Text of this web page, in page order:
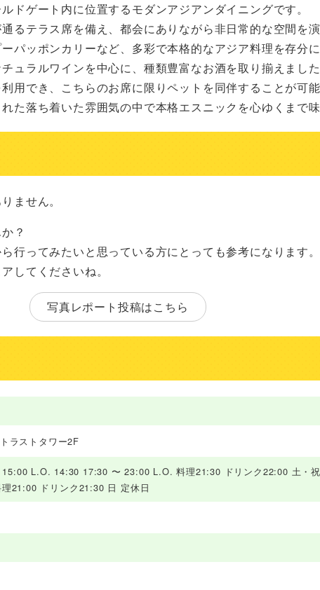
ドゲート内に位置するモダンアジアンダイニングです。
るテラス席を備え、都会にありながら非日常的な空間を演
パッポンカリーなど、多彩で本格的なアジア料理を存分に
ュラルワインを中心に、種類豊富なお酒を取り揃えました
用でき、こちらのお席に限りペットを同伴することが可能
た落ち着いた雰囲気の中で本格エスニックを心ゆくまで味
ません。
？
行ってみたいと思っている方にとっても参考になります。
してくださいね。
写真レポート投稿はこちら
ラストタワー2F
15:00 L.O. 14:30 17:30 〜 23:00 L.O. 料理21:30 ドリンク22:00 土・
21:00 ドリンク21:30 日 定休日